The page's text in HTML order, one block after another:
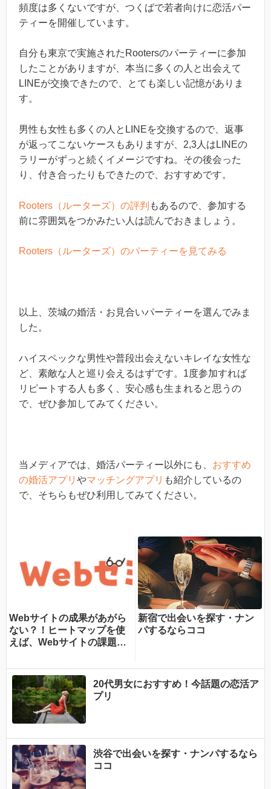
頻度は多くないですが、つくばで若者向けに恋活パー
ティーを開催しています。
自分も東京で実施されたRootersのパーティーに参加
したことがありますが、本当に多くの人と出会えて
LINEが交換できたので、とても楽しい記憶がありま
す。
男性も女性も多くの人とLINEを交換するので、返事
が返ってこないケースもありますが、2,3人はLINEの
ラリーがずっと続くイメージですね。その後会った
り、付き合ったりもできたので、おすすめです。
Rooters（ルーターズ）の評判 もあるので、参加する
前に雰囲気をつかみたい人は読んでおきましょう。
Rooters（ルーターズ）のパーティーを見てみる
以上、茨城の婚活・お見合いパーティーを選んでみま
した。
ハイスペックな男性や普段出会えないキレイな女性な
ど、素敵な人と巡り会えるはずです。1度参加すれば
リピートする人も多く、安心感も生まれると思うの
で、ぜひ参加してみてください。
当メディアでは、婚活パーティー以外にも、 おすすめ
の婚活アプリ やマッチングアプリ も紹介しているの
で、そちらもぜひ利用してみてください。
Webサイトの成果があがら
ない？！ヒートマップを使
えば、Webサイトの課題が
できることを専門家が分か
りやすく解説！
新宿で出会いを探す・ナン
パするならココ
20代男女におすすめ！今話題の恋活ア
プリ
渋谷で出会いを探す・ナンパするなら
ココ